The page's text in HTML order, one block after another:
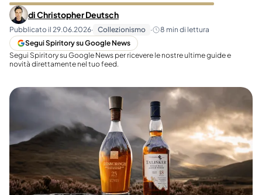
diChristopher Deutsch
Pubblicato il 29.06.2026· Collezionismo · 8 min di lettura
Segui Spiritory su Google News
Segui Spiritory su Google News per ricevere le nostre ultime guide e
novità direttamente nel tuo feed.